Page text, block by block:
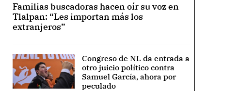
Familias buscadoras hacen oír su voz en
Tlalpan: “Les importan más los
extranjeros”
Congreso de NL da entrada a
otro juicio político contra
Samuel García, ahora por
peculado